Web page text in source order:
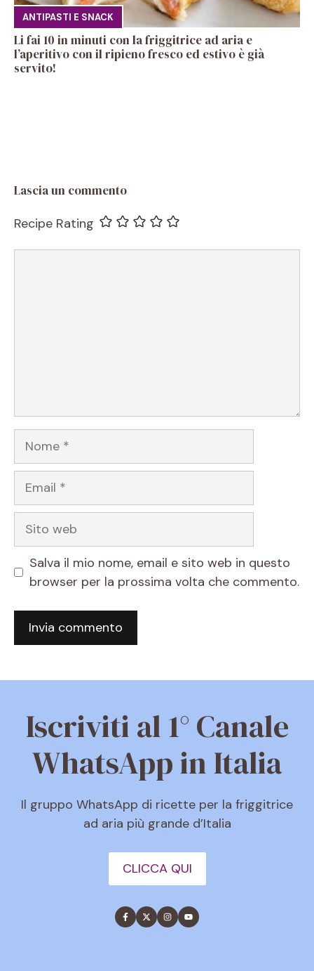
ANTIPASTI E SNACK
Li fai 10 in minuti con la friggitrice ad aria e
l’aperitivo con il ripieno fresco ed estivo è già
servito!
Lascia un commento
Recipe Rating
Sito
Salva il mio nome, email e sito web in questo
browser per la prossima volta che commento.
Iscriviti al 1° Canale
WhatsApp in Italia
Il gruppo WhatsApp di ricette per la friggitrice
ad aria più grande d’Italia
CLICCA QUI